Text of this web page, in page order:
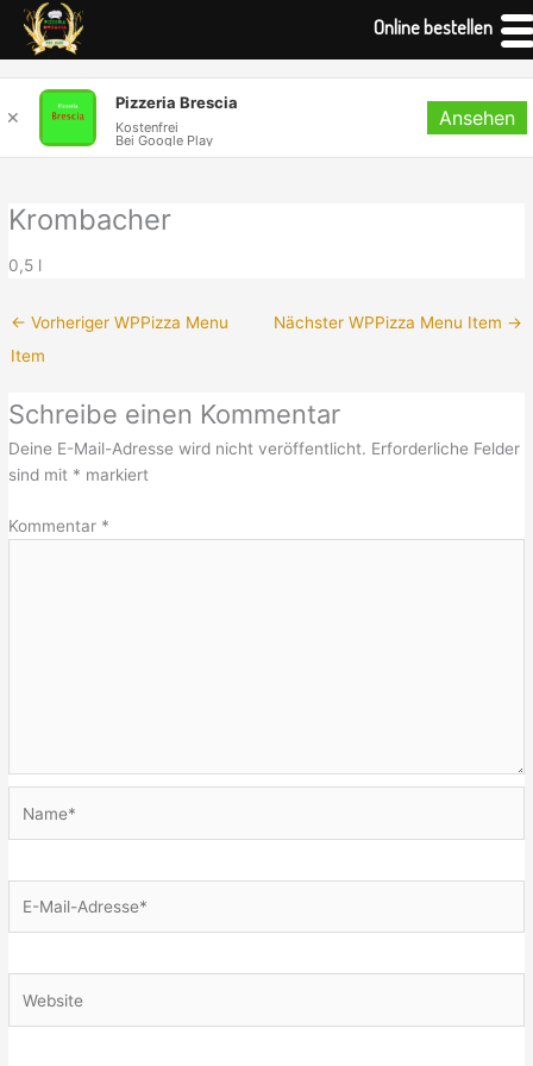
Inhalt
springen
Krombacher
0,5 l
← Vorheriger WPPizza Menu
Item
Nächster WPPizza Menu Item →
Schreibe einen Kommentar
Deine E-Mail-Adresse wird nicht veröffentlicht. Erforderliche Felder
sind mit * markiert
Kommentar *
Mail-
Online bestellen
✕
Pizzeria Brescia
Kostenfrei
Bei Google Play
Ansehen